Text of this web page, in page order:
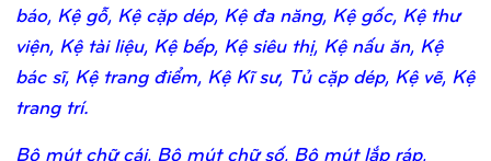
báo, Kệ gỗ, Kệ cặp dép, Kệ đa năng, Kệ gốc, Kệ thư
viện, Kệ tài liệu, Kệ bếp, Kệ siêu thị, Kệ nấu ăn, Kệ
bác sĩ, Kệ trang điểm, Kệ Kĩ sư, Tủ cặp dép, Kệ vẽ, Kệ
trang trí.
Bộ mút chữ cái, Bộ mút chữ số, Bộ mút lắp ráp,